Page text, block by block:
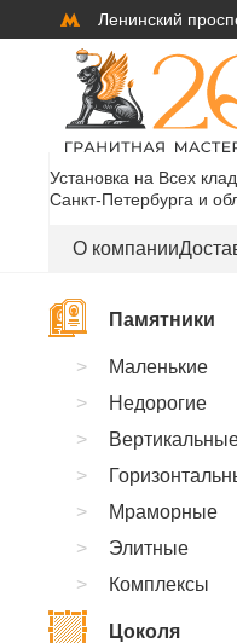
Ленинский
Установка на Всех
Санкт-Петербурга и
О компании
Памятники
Маленькие
Недорогие
Мраморные
Элитные
Комплексы
Цоколя